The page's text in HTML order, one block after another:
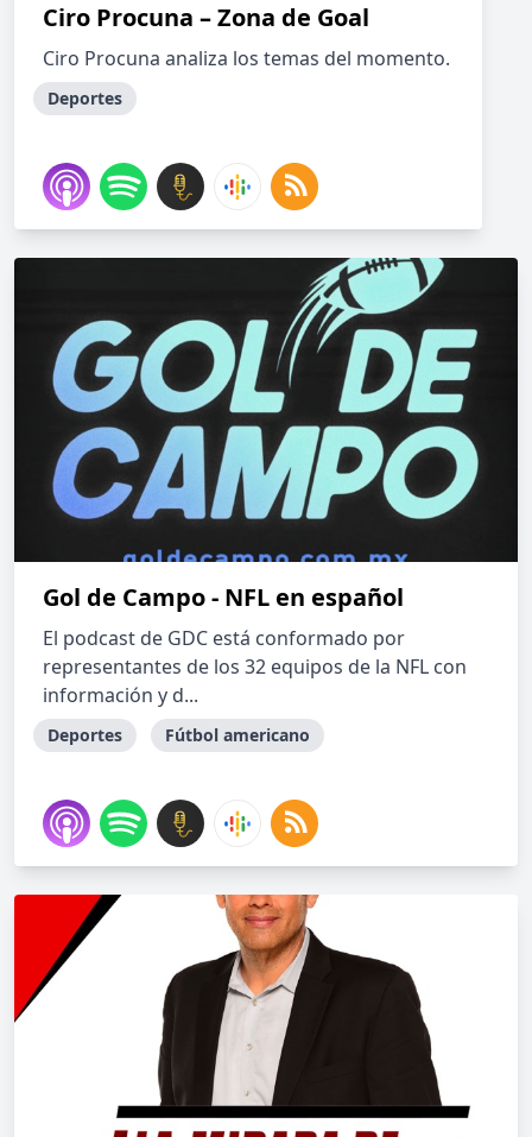
Ciro Procuna – Zona de Goal
Ciro Procuna analiza los temas del momento.
Deportes
Gol de Campo - NFL en español
El podcast de GDC está conformado por
representantes de los 32 equipos de la NFL con
información y d...
Deportes Fútbol americano